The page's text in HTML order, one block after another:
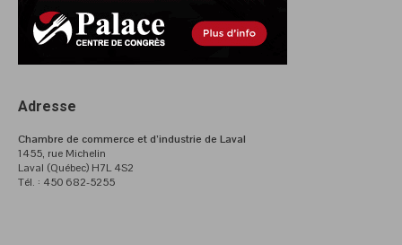
Adresse
Chambre de commerce et d’industrie de Laval
1455, rue Michelin
Laval (Québec) H7L 4S2
Tél. : 450 682-5255